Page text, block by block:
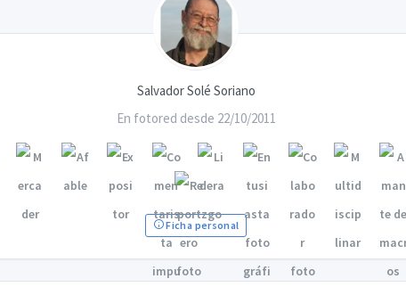
Salvador Solé Soriano
En fotored desde 22/10/2011
Ficha personal